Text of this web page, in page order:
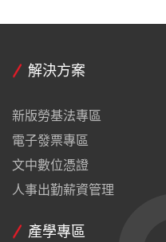
解決方案
新版勞基法專區
電子發票專區
文中數位憑證
人事出勤薪資管理
產學專區